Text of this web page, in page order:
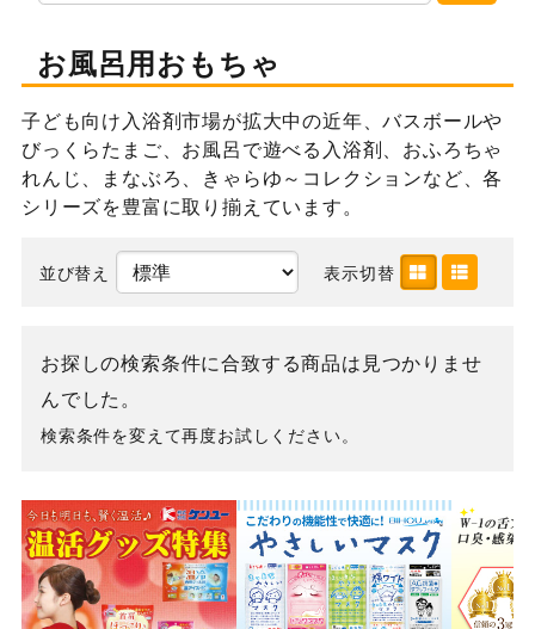
お風呂用おもちゃ
子ども向け入浴剤市場が拡大中の近年、バスボールや
びっくらたまご、お風呂で遊べる入浴剤、おふろちゃ
れんじ、まなぶろ、きゃらゆ～コレクションなど、各
シリーズを豊富に取り揃えています。
並び替え 表示切替
お探しの検索条件に合致する商品は見つかりませ
んでした。